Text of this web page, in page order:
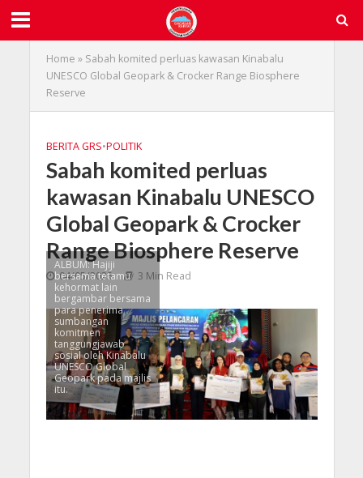
Home » Sabah komited perluas kawasan Kinabalu
UNESCO Global Geopark & Crocker Range Biosphere
Reserve
BERITA GRS•POLITIK
Sabah komited perluas
kawasan Kinabalu UNESCO
Global Geopark & Crocker
Range Biosphere Reserve
04/05/2025 3 Min Read
ALBUM: Hajiji
bersama tetamu
kehormat lain
bergambar bersama
para penerima
sumbangan
komitmen
tanggungjawab
sosial oleh Kinabalu
UNESCO Global
Geopark pada majlis
itu.